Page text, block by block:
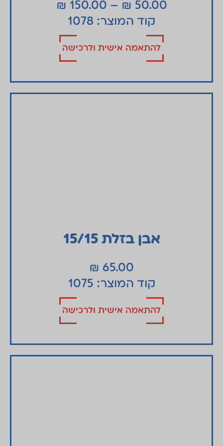
50.00
₪
–
150.00
₪
קוד המוצר: 1078
להתאמה אישית ולרכישה
אבן בזלת 15/15
65.00
₪
קוד המוצר: 1075
להתאמה אישית ולרכישה